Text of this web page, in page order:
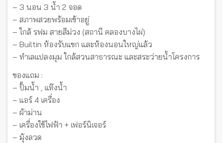
– 3 นอน 3 น้ำ 2 จอด
– สภาพสวยพร้อมเข้าอยู่
– ใกล้ รฟม สายสีม่วง (สถานี คลองบางไผ่)
– Builtin ห้องรับแขก และห้องนอนใหญ่แล้ว
– ทำเลแปลงมุม ใกล้สวนสาธารณะ และสระว่ายน้ำโครงการ
ของแถม :
– ปั้มน้ำ , แท๊งน้ำ
– แอร์ 4 เครื่อง
– ผ้าม่าน
– เครื่องใช้ไฟฟ้า + เฟอร์นิเจอร์
– มุ้งลวด